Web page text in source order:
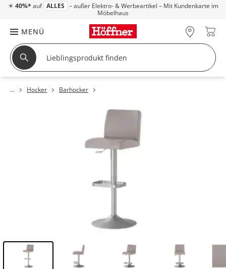
☀ 40%* auf ALLES – außer Elektro- & Werbeartikel – Mit Kundenkarte im
Möbelhaus
MENÜ
Hocker Barhocker